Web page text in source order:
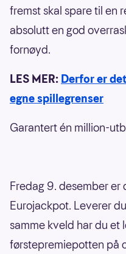
fremst skal spare til en
absolutt en god
fornøyd.
LES MER: Derfor er
egne spillegrenser
Garantert én million-
Fredag 9. desember er
Eurojackpot. Leverer
samme kveld har du
førstepremiepotten på